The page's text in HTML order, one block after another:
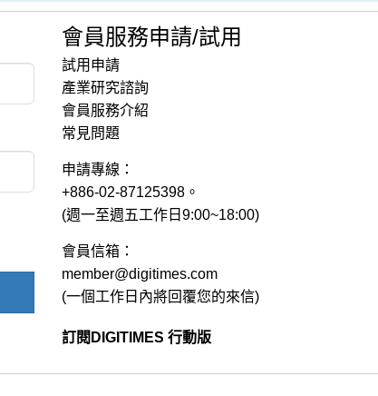
會員服務申請/試用
試用申請
產業研究諮詢
會員服務介紹
常見問題
申請專線：
+886-02-87125398。
(週一至週五工作日9:00~18:00)
會員信箱：
member@digitimes.com
(一個工作日內將回覆您的來信)
訂閱DIGITIMES 行動版